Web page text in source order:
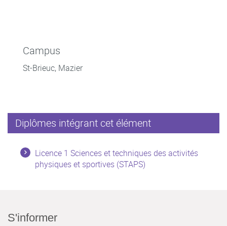
Campus
St-Brieuc, Mazier
Diplômes intégrant cet élément
Licence 1 Sciences et techniques des activités
physiques et sportives (STAPS)
S'informer